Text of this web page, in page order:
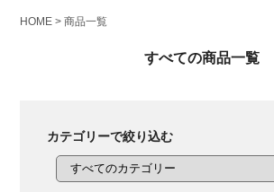
HOME >商品一覧
すべての商品一覧
カテゴリーで絞り込む